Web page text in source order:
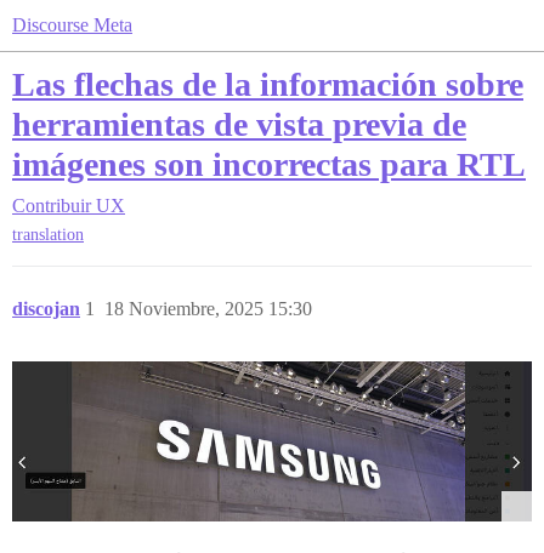
Discourse Meta
Las flechas de la información sobre
herramientas de vista previa de
imágenes son incorrectas para RTL
Contribuir UX
translation
discojan 18 Noviembre, 2025 15:30
1